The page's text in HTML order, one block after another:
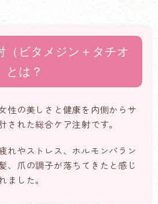
（ビタメジン＋タチオ
とは？
性の美しさと健康を内側からサ
された総合ケア注射です。
れやストレス、ホルモンバラン
、爪の調子が落ちてきたと感じ
ました。